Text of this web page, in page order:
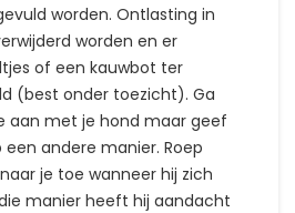
worden. Ontlasting in
worden en er
of een kauwbot ter
(best onder toezicht). Ga
aan met je hond maar geef
andere manier. Roep
je toe wanneer hij zich
manier heeft hij aandacht